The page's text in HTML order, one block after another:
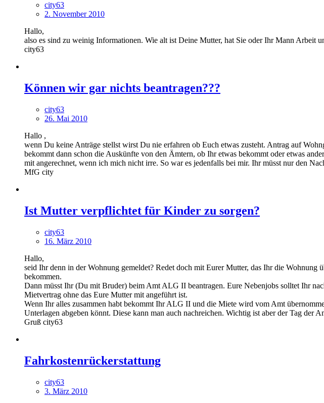
city63
2. November 2010
Hallo,
also es sind zu weinig Informationen. Wie alt ist Deine Mutter, hat Sie oder Ihr Mann Arbeit
city63
Können wir gar nichts beantragen???
city63
26. Mai 2010
Hallo ,
wenn Du keine Anträge stellst wirst Du nie erfahren ob Euch etwas zusteht. Antrag auf
bekommt dann schon die Auskünfte von den Ämtern, ob Ihr etwas bekommt oder etwas
mit angerechnet, wenn ich mich nicht irre. So war es jedenfalls bei mir. Ihr müsst nur den
MfG city
Ist Mutter verpflichtet für Kinder zu sorgen?
city63
16. März 2010
Hallo,
seid Ihr denn in der Wohnung gemeldet? Redet doch mit Eurer Mutter, das Ihr die
bekommen.
Dann müsst Ihr (Du mit Bruder) beim Amt ALG II beantragen. Eure Nebenjobs solltet Ihr
Mietvertrag ohne das Eure Mutter mit angeführt ist.
Wenn Ihr alles zusammen habt bekommt Ihr ALG II und die Miete wird vom Amt
Unterlagen abgeben könnt. Diese kann man auch nachreichen. Wichtig ist aber der Tag der
Gruß city63
Fahrkostenrückerstattung
city63
3. März 2010